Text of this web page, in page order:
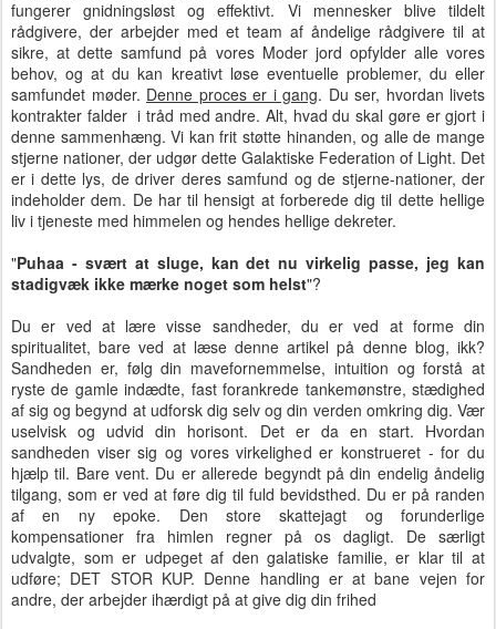
fungerer gnidningsløst og effektivt. Vi mennesker blive tildelt
rådgivere, der arbejder med et team af åndelige rådgivere til at
sikre, at dette samfund på vores Moder jord opfylder alle vores
behov, og at du kan kreativt løse eventuelle problemer, du eller
samfundet møder. Denne proces er i gang. Du ser, hvordan livets
kontrakter falder i tråd med andre. Alt, hvad du skal gøre er gjort i
denne sammenhæng. Vi kan frit støtte hinanden, og alle de mange
stjerne nationer, der udgør dette Galaktiske Federation of Light. Det
er i dette lys, de driver deres samfund og de ​​stjerne-nationer, der
indeholder dem. De har til hensigt at forberede dig til dette hellige
liv i tjeneste med himmelen og hendes hellige dekreter.
"Puhaa - svært at sluge, kan det nu virkelig passe, jeg kan
stadigvæk ikke mærke noget som helst"?
Du er ved at lære visse sandheder, du er ved at forme din
spiritualitet, bare ved at læse denne artikel på denne blog, ikk?
Sandheden er, følg din mavefornemmelse, intuition og forstå at
ryste de gamle indædte, fast forankrede tankemønstre, stædighed
af sig og begynd at udforsk dig selv og din verden omkring dig. Vær
uselvisk og udvid din horisont. Det er da en start. Hvordan
sandheden viser sig og vores virkelighed er konstrueret - for du
hjælp til. Bare vent. Du er allerede begyndt på din endelig åndelig
tilgang, som er ved at føre dig til fuld bevidsthed. Du er på randen
af ​​en ny epoke. Den store skattejagt og forunderlige
kompensationer fra himlen regner på os dagligt. De særligt
udvalgte, som er udpeget af den galatiske familie, er klar til at
udføre; DET STOR KUP. Denne handling er at bane vejen for
andre, der arbejder ihærdigt på at give dig din frihed